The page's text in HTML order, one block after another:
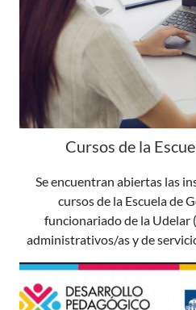
Cursos de la
Se encuentran abiertas las
cursos de la Escuela de
funcionariado de la Udelar
administrativos/as y de